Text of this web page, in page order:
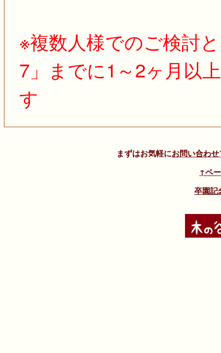
※複数人様でのご検討
7」までに1～2ヶ月以
す
まずはお気軽にお問い合わ
↑ペ
卒園記